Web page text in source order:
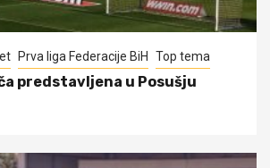
Prva liga Federacije BiH Top tema
predstavljena u Posušju